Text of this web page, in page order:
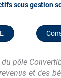
sous gestion
pôle
et des